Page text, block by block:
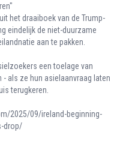
het draaiboek van de Trump-
eindelijk de niet-duurzame
aan te pakken.
een toelage van
als ze hun asielaanvraag laten
terugkeren.
2025/09/ireland-beginning-
drop/